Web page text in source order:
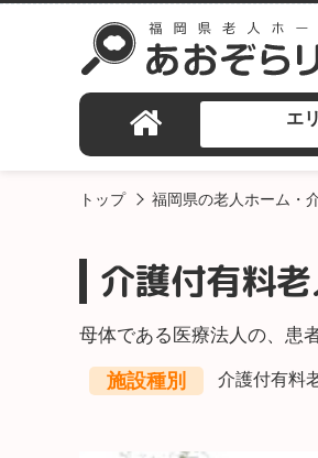
エ
トップ 福岡県の老人ホーム・
介護付有料
母体である医療法人の、患
施設種別 介護付有料